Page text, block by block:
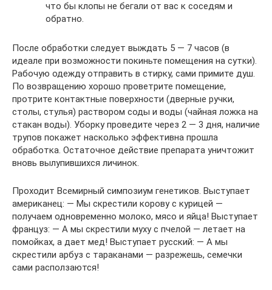
что бы клопы не бегали от вас к соседям и
обратно.
После обработки следует выждать 5 — 7 часов (в
идеале при возможности покиньте помещения на сутки).
Рабочую одежду отправить в стирку, сами примите душ.
По возвращению хорошо проветрите помещение,
протрите контактные поверхности (дверные ручки,
столы, стулья) раствором соды и воды (чайная ложка на
стакан воды). Уборку проведите через 2 — 3 дня, наличие
трупов покажет насколько эффективна прошла
обработка. Остаточное действие препарата уничтожит
вновь вылупившихся личинок.
Проходит Всемирный симпозиум генетиков. Выступает
американец: — Мы скрестили корову с курицей —
получаем одновременно молоко, мясо и яйца! Выступает
француз: — А мы скрестили муху с пчелой — летает на
помойках, а дает мед! Выступает русский: — А мы
скрестили арбуз с тараканами — разрежешь, семечки
сами расползаются!